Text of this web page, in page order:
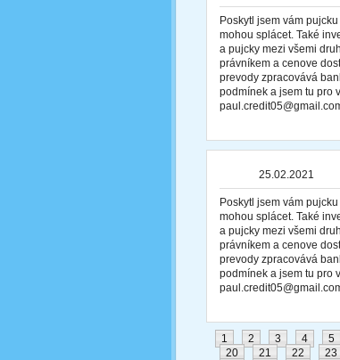
Poskytl jsem vám
mohou splácet. Také
a pujcky mezi všemi
právníkem a cenove
prevody zpracovává
podmínek a jsem tu pro
25.02.2021
Poskytl jsem vám
mohou splácet. Také
a pujcky mezi všemi
právníkem a cenove
prevody zpracovává
podmínek a jsem tu pro
1 2 3 4 5
20
21 22 23